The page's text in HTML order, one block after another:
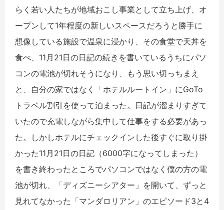
らく若い人たちが地域おこし事業として立ち上げ、オ
ープンして1年程度の新しいスペースだろうと勝手に
想像している施設で温泉に浸かり、その食堂で天丼を
食べ、11月21日の日記の続きを書いているうちにパソ
コンの電池が切れそうになり、もう思い切っちまえ
と、自分の家ではなく「ホテルルートイン」にGoTo
トラベル割引を使って泊まった。日記が溜まりすぎて
いたので充電しながら集中して仕事をする必要があっ
た。しかしホテルにチェックインした後すぐに取り掛
かった11月21日の日記（6000字になってしまった）
を書き終わったところでパソコンではなく僕の方の電
池が切れ、「ディズニーシアター」を開いて、ずっと
見れてなかった「マンダロリアン」のエピソード3と4